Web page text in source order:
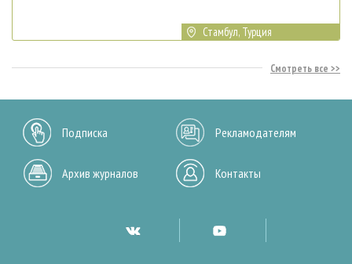
Стамбул, Турция
Смотреть все
Подписка Рекламодателям
Архив журналов Контакты